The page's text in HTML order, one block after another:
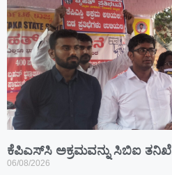
ಕೆಪಿಎಸ್‍ಸಿ ಅಕ್ರಮವನ್ನು ಸಿಬಿಐ
06/08/2026